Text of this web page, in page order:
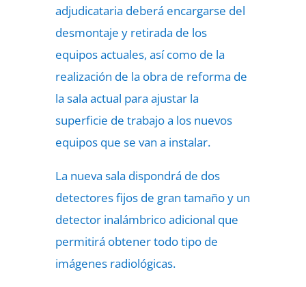
adjudicataria deberá encargarse del
desmontaje y retirada de los
equipos actuales, así como de la
realización de la obra de reforma de
la sala actual para ajustar la
superficie de trabajo a los nuevos
equipos que se van a instalar.
La nueva sala dispondrá de dos
detectores fijos de gran tamaño y un
detector inalámbrico adicional que
permitirá obtener todo tipo de
imágenes radiológicas.